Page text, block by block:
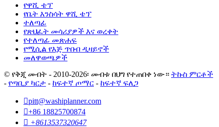
የዋሺ ቴፕ
የቤት እንስሳት ዋሺ ቴፕ
ተለጣፊ
የጽህፈት መሳሪያዎች እና ወረቀት
የተለጣፊ መጽሐፍ
የሚሲል የእጅ ጥበብ ዲዛይኖች
መለዋወጫዎች
© የቅጂ መብት - 2010-2026፡ መብቱ በህግ የተጠበቀ ነው። ትኩስ ምርቶች
- የጣቢያ ካርታ - ከፍተኛ ጦማር - ከፍተኛ ፍለጋ
pitt@washiplanner.com
+86 18825700874
 +8613537320647